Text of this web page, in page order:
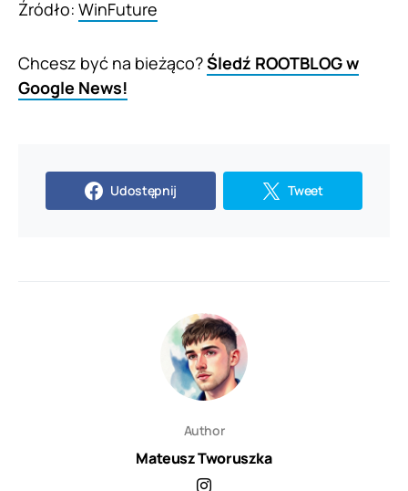
Źródło: WinFuture
Chcesz być na bieżąco?Śledź ROOTBLOG w
Google News!
Udostępnij Tweet
Author
Mateusz Tworuszka